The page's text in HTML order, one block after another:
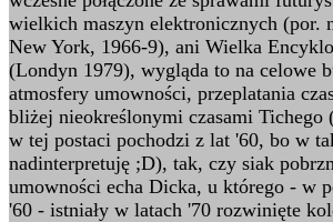
wielkich maszyn elektronicznych (por.
New York, 1966-9), ani Wielka
(Londyn 1979), wygląda to na celowe
atmosfery umowności, przeplatania
bliżej nieokreślonymi czasami Tichego
w tej postaci pochodzi z lat '60, bo w
nadinterpretuję ;D), tak, czy siak
umowności echa Dicka, u którego - w
'60 - istniały w latach '70 rozwinięte